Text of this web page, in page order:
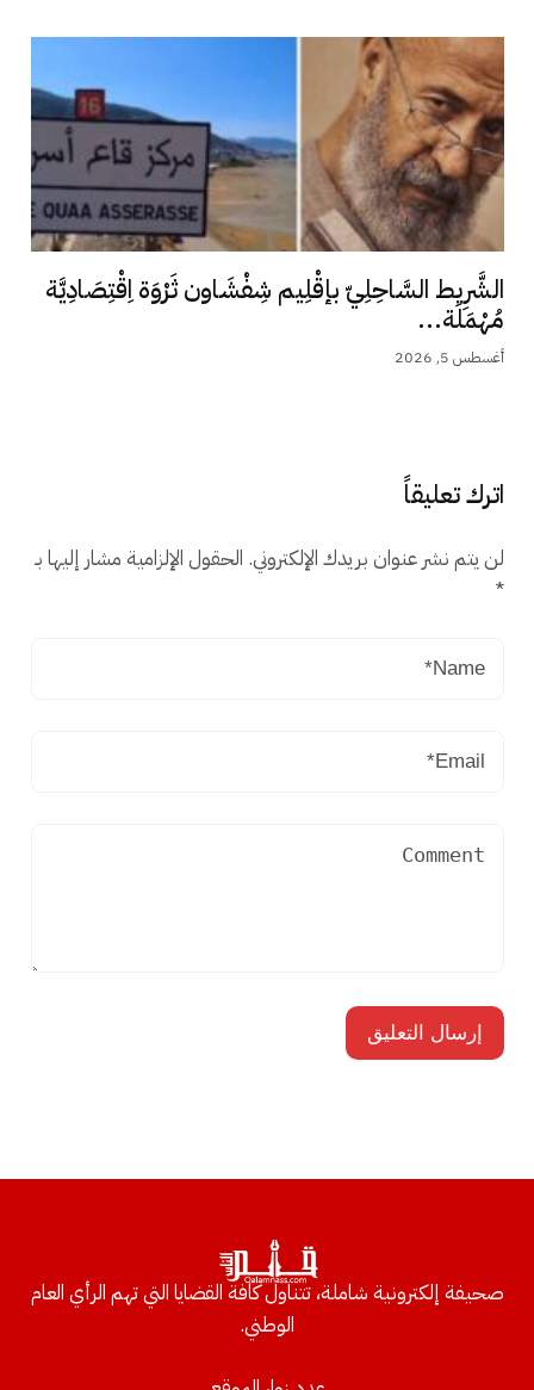
الشَّرِيط السَّاحِلِيّ بإقْلِيم شِفْشَاون ثَرْوَة اِقْتِصَادِيَّة
مُهْمَلَة...
أغسطس 5, 2026
اترك تعليقاً
لن يتم نشر عنوان بريدك الإلكتروني. الحقول الإلزامية مشار إليها بـ
*
صحيفة إلكترونية شاملة، تتناول كافة القضايا التي تهم الرأي العام
الوطني.